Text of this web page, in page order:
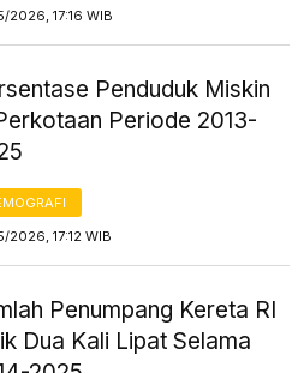
2026, 17:16 WIB
Penduduk Miskin
Periode 2013-
2026, 17:12 WIB
Penumpang Kereta RI
Dua Kali Lipat Selama